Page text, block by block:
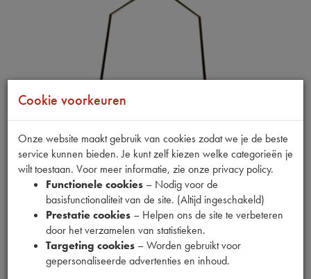
Fabrikant
Productnummer
1540597
Cookie voorkeuren
Onze website maakt gebruik van cookies zodat we je de beste
service kunnen bieden. Je kunt zelf kiezen welke categorieën je
wilt toestaan. Voor meer informatie, zie onze privacy policy.
Functionele cookies – Nodig voor de
basisfunctionaliteit van de site. (Altijd ingeschakeld)
Prestatie cookies – Helpen ons de site te verbeteren
door het verzamelen van statistieken.
Targeting cookies – Worden gebruikt voor
gepersonaliseerde advertenties en inhoud.